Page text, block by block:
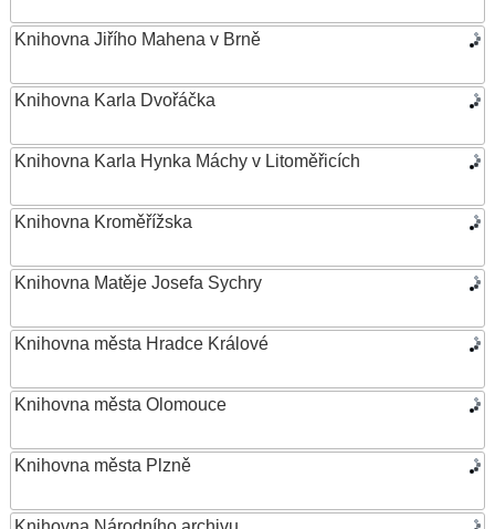
Knihovna Jiřího Mahena v Brně
Knihovna Karla Dvořáčka
Knihovna Karla Hynka Máchy v Litoměřicích
Knihovna Kroměřížska
Knihovna Matěje Josefa Sychry
Knihovna města Hradce Králové
Knihovna města Olomouce
Knihovna města Plzně